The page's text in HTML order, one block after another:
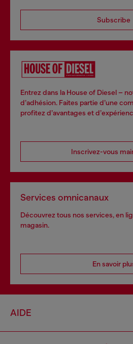
Subscribe
Entrez dans la House of Diesel –
d’adhésion. Faites partie d’une
profitez d’avantages et
Inscrivez-vous
Services omnicanaux
Découvrez tous nos services, en
magasin.
En savoir
AIDE